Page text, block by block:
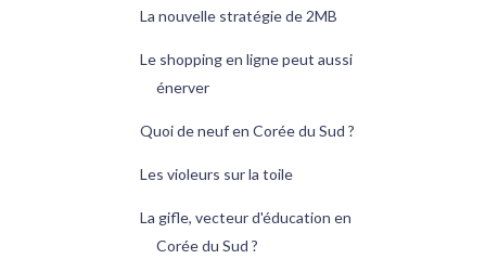
La nouvelle stratégie de 2MB
Le shopping en ligne peut aussi
énerver
Quoi de neuf en Corée du Sud ?
Les violeurs sur la toile
La gifle, vecteur d'éducation en
Corée du Sud ?